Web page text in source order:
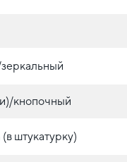
кнопочный
штукатурку)